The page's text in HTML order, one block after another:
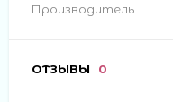
Производитель
ОТЗЫВЫ 0